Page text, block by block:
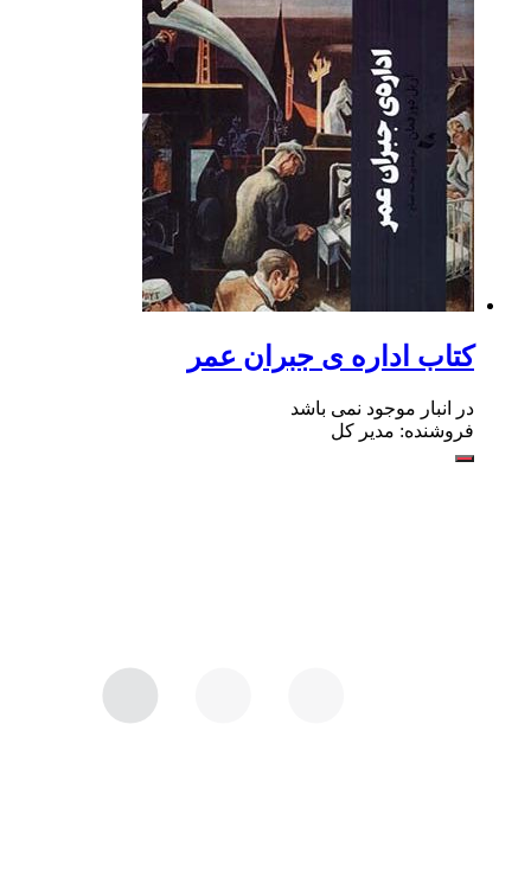
کتاب اداره‌ ی جبران عمر
در انبار موجود نمی باشد
فروشنده: مدیر کل